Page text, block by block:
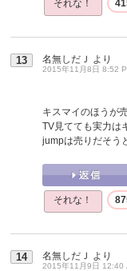
それな！
13 名無しだＪ より
2015年11月8日 8:52
キスマイのほうが
TV見てても実力は
jumpは売りだそう
それな！
14 名無しだＪ より
2015年11月9日 12:40